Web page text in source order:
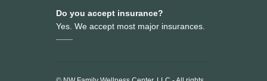
Do you accept insurance?
Yes. We accept most major insurances.